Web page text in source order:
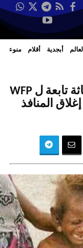
أبجدية أقلام منوعات
التحالف يستهدف شاحنة إغاثة تابعة ل WFP
المنافذ